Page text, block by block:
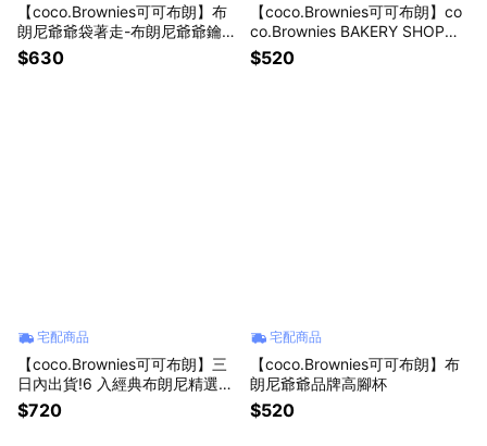
【coco.Brownies可可布朗】布
朗尼爺爺袋著走-布朗尼爺爺鑰匙
圈 +coco.Brownies BAKERY SH
OP 品牌棉布購物袋
$630
【coco.Brownies可可布朗】co
co.Brownies BAKERY SHOP品
牌logo琥珀雙層杯
$520
宅配商品
【coco.Brownies可可布朗】三
日內出貨!6 入經典布朗尼精選組
| 單片獨立包裝（宅配）
$720
宅配商品
【coco.Brownies可可布朗】布
朗尼爺爺品牌高腳杯
$520